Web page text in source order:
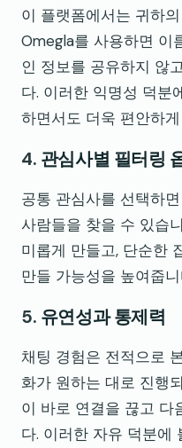
이 플랫폼에서는 귀하
Omegla를 사용하면 이
인 정보를 공유하지 않
다. 이러한 익명성 덕분
하면서도 더욱 편안하
4. 관심사별 필터링
공통 관심사를 선택하
사람들을 찾을 수 있습
미롭게 만들고, 단순한
만들 가능성을 높여줍니
5. 유연성과 통제력
채팅 경험은 전적으로
화가 원하는 대로 진행
이 바로 연결을 끊고 다
다. 이러한 자유 덕분에